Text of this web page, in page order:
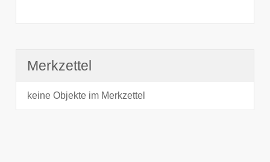
Merkzettel
keine Objekte im Merkzettel